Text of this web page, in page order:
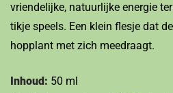
vriendelijke, natuurlijke energie
tikje speels. Een klein flesje dat
hopplant met zich meedraagt.
Inhoud: 50 ml